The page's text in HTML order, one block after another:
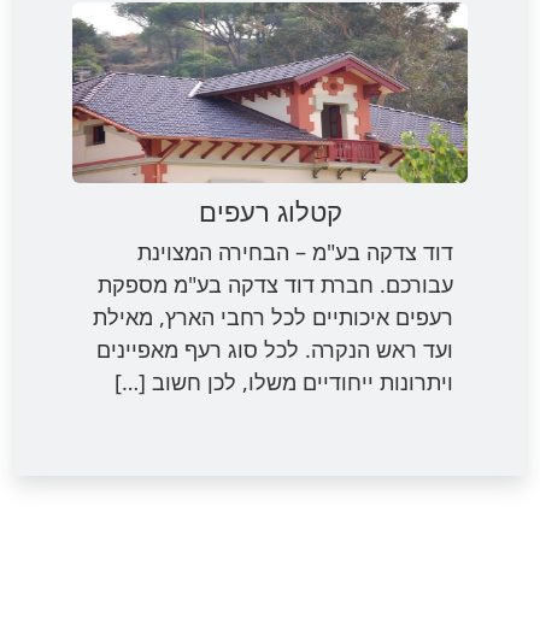
קטלוג רעפים
דוד צדקה בע"מ – הבחירה המצוינת
עבורכם. חברת דוד צדקה בע"מ מספקת
רעפים איכותיים לכל רחבי הארץ, מאילת
ועד ראש הנקרה. לכל סוג רעף מאפיינים
ויתרונות ייחודיים משלו, לכן חשוב […]